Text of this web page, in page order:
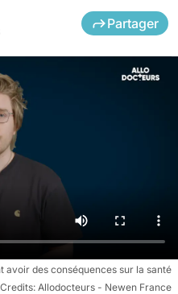
Partager
avoir des conséquences sur la santé
Allodocteurs - Newen France